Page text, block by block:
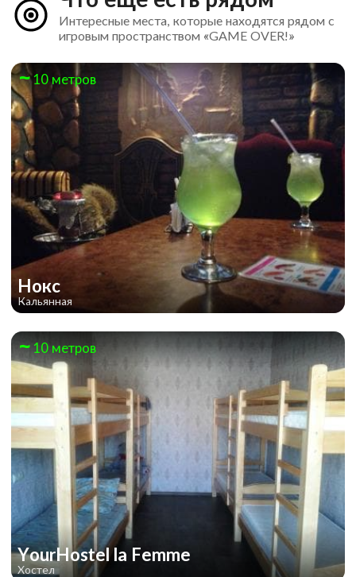
Интересные места, которые находятся рядом с
игровым пространством «GAME OVER!»
10 метров
Нокс
Кальянная
10 метров
YourHostel la Femme
Хостел